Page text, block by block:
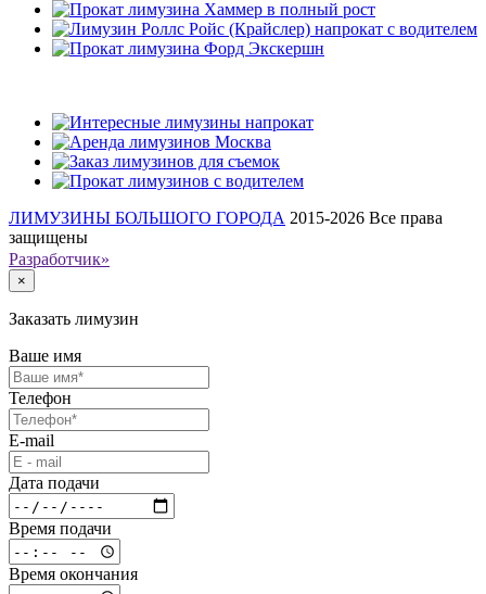
ЛИМУЗИНЫ БОЛЬШОГО ГОРОДА 2015-2026 Все права
защищены
Разработчик»
×
Заказать лимузин
Ваше имя
Телефон
E-mail
Дата подачи
Время подачи
Время окончания